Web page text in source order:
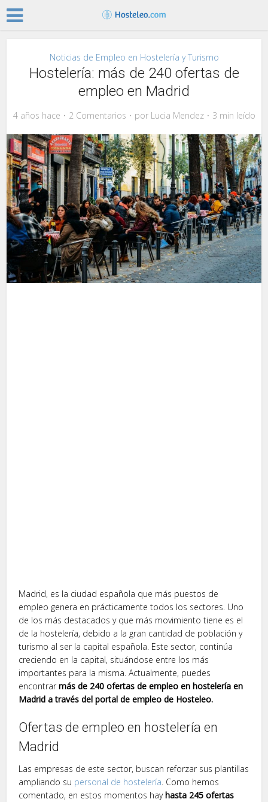
Noticias de Empleo en Hostelería y Turismo
Hostelería: más de 240 ofertas de
empleo en Madrid
4 años hace 2 Comentarios por Lucia Mendez 3 min leído
Madrid, es la ciudad española que más puestos de
empleo genera en prácticamente todos los sectores. Uno
de los más destacados y que más movimiento tiene es el
de la hostelería, debido a la gran cantidad de población y
turismo al ser la capital española. Este sector, continúa
creciendo en la capital, situándose entre los más
importantes para la misma. Actualmente, puedes
encontrarmás de 240 ofertas de empleo en hostelería en
Madrid a través del portal de empleo de Hosteleo.
Ofertas de empleo en hostelería en
Madrid
Las empresas de este sector, buscan reforzar sus plantillas
ampliando su personal de hostelería. Como hemos
comentado, en estos momentos hay hasta 245 ofertas